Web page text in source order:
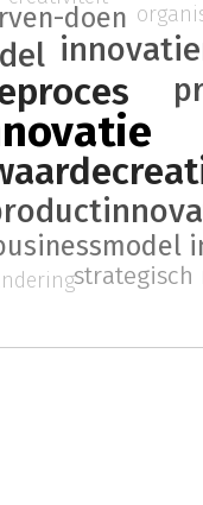
doen
strategisch